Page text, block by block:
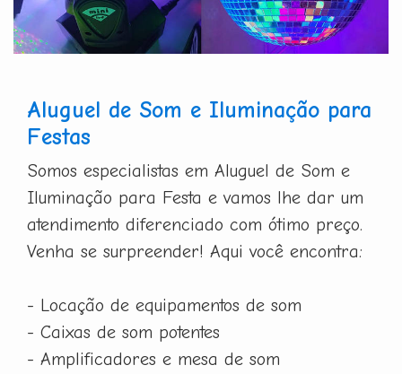
Aluguel de Som e Iluminação para
Festas
Somos especialistas em Aluguel de Som e
Iluminação para Festa e vamos lhe dar um
atendimento diferenciado com ótimo preço.
Venha se surpreender! Aqui você encontra:
- Locação de equipamentos de som
- Caixas de som potentes
- Amplificadores e mesa de som